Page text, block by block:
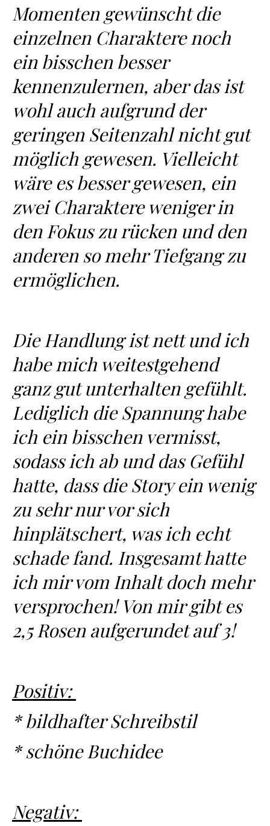
Momenten gewünscht die
einzelnen Charaktere noch
ein bisschen besser
kennenzulernen, aber das ist
wohl auch aufgrund der
geringen Seitenzahl nicht gut
möglich gewesen. Vielleicht
wäre es besser gewesen, ein
zwei Charaktere weniger in
den Fokus zu rücken und den
anderen so mehr Tiefgang zu
ermöglichen.
Die Handlung ist nett und ich
habe mich weitestgehend
ganz gut unterhalten gefühlt.
Lediglich die Spannung habe
ich ein bisschen vermisst,
sodass ich ab und das Gefühl
hatte, dass die Story ein wenig
zu sehr nur vor sich
hinplätschert, was ich echt
schade fand. Insgesamt hatte
ich mir vom Inhalt doch mehr
versprochen! Von mir gibt es
2,5 Rosen aufgerundet auf 3!
Positiv:
* bildhafter Schreibstil
* schöne Buchidee
Negativ: